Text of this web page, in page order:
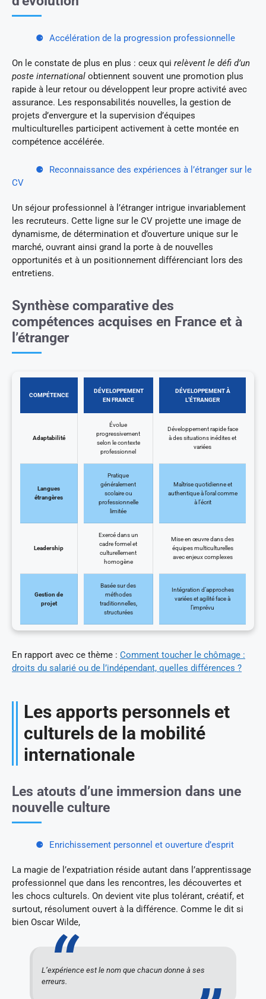
Accélération de la progression professionnelle
On le constate de plus en plus : ceux qui relèvent le défi d’un
poste international obtiennent souvent une promotion plus
rapide à leur retour ou développent leur propre activité avec
assurance. Les responsabilités nouvelles, la gestion de
projets d’envergure et la supervision d’équipes
multiculturelles participent activement à cette montée en
compétence accélérée.
Reconnaissance des expériences à l’étranger sur le
CV
Un séjour professionnel à l’étranger intrigue invariablement
les recruteurs. Cette ligne sur le CV projette une image de
dynamisme, de détermination et d’ouverture unique sur le
marché, ouvrant ainsi grand la porte à de nouvelles
opportunités et à un positionnement différenciant lors des
entretiens.
Synthèse comparative des
compétences acquises en France et à
l’étranger
COMPÉTENCE
DÉVELOPPEMENT
EN FRANCE
DÉVELOPPEMENT À
L’ÉTRANGER
Adaptabilité
Évolue
progressivement
selon le contexte
professionnel
Développement rapide face
à des situations inédites et
variées
Langues
étrangères
Pratique
généralement
scolaire ou
professionnelle
limitée
Maîtrise quotidienne et
authentique à l’oral comme
à l’écrit
Leadership
Exercé dans un
cadre formel et
culturellement
homogène
Mise en œuvre dans des
équipes multiculturelles
avec enjeux complexes
Gestion de
projet
Basée sur des
méthodes
traditionnelles,
structurées
Intégration d’approches
variées et agilité face à
l’imprévu
En rapport avec ce thème : Comment toucher le chômage :
droits du salarié ou de l’indépendant, quelles différences ?
Les apports personnels et
culturels de la mobilité
internationale
Les atouts d’une immersion dans une
nouvelle culture
Enrichissement personnel et ouverture d’esprit
La magie de l’expatriation réside autant dans l’apprentissage
professionnel que dans les rencontres, les découvertes et
les chocs culturels. On devient vite plus tolérant, créatif, et
surtout, résolument ouvert à la différence. Comme le dit si
bien Oscar Wilde,
L’expérience est le nom que chacun donne à ses
erreurs.